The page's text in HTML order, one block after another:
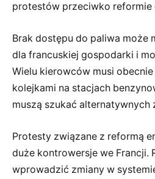
protestów przeciwko reformie
Brak dostępu do paliwa może
dla francuskiej gospodarki i
Wielu kierowców musi obecnie
kolejkami na stacjach
muszą szukać alternatywnych
Protesty związane z reformą
duże kontrowersje we Francji.
wprowadzić zmiany w